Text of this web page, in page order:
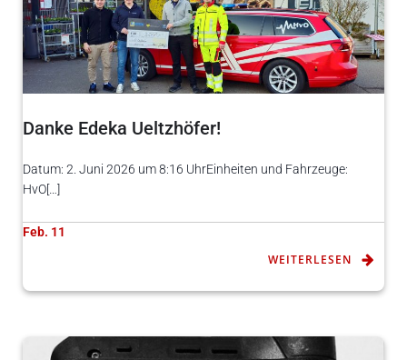
Danke Edeka Ueltzhöfer!
Datum: 2. Juni 2026 um 8:16 UhrEinheiten und Fahrzeuge:
HvO[…]
Feb. 11
WEITERLESEN